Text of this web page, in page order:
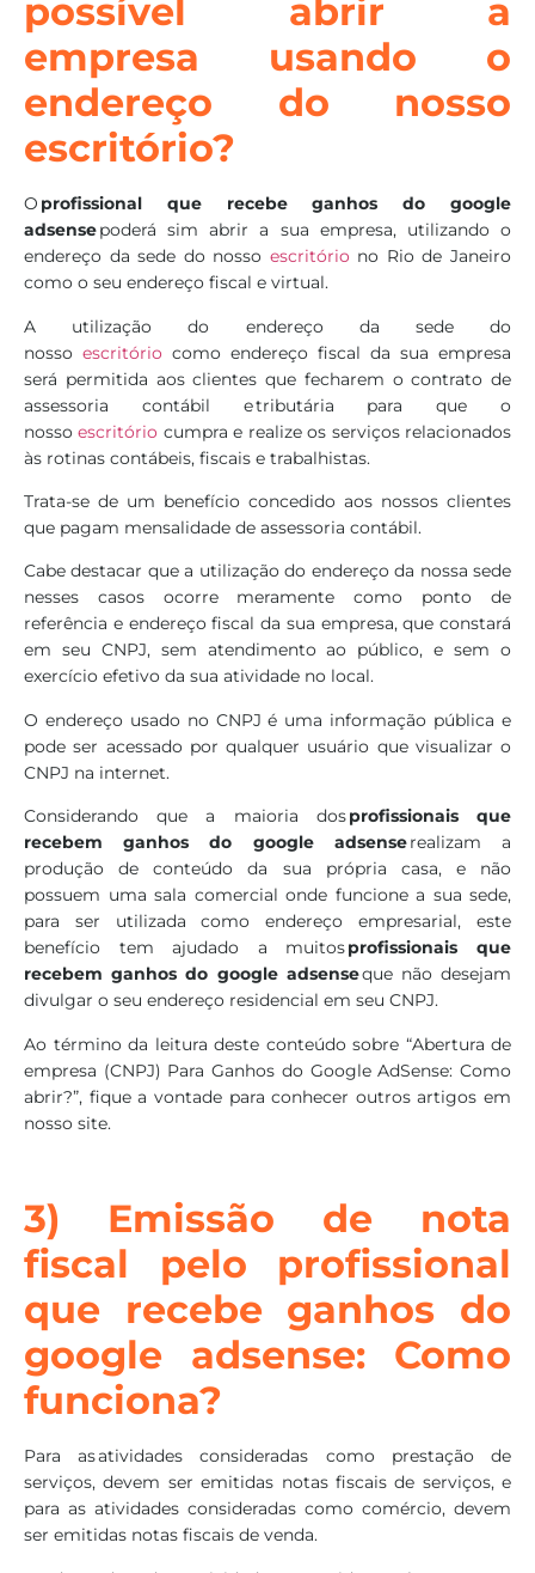
possível abrir a
empresa usando o
endereço do nosso
escritório?
O profissional que recebe ganhos do google
adsensepoderá sim abrir a sua empresa, utilizando o
endereço da sede do nosso escritório no Rio de Janeiro
como o seu endereço fiscal e virtual.
A utilização do endereço da sede do
nosso escritório como endereço fiscal da sua empresa
será permitida aos clientes que fecharem o contrato de
assessoria contábil e tributária para que o
nossoescritório cumpra e realize os serviços relacionados
às rotinas contábeis, fiscais e trabalhistas.
Trata-se de um benefício concedido aos nossos clientes
que pagam mensalidade de assessoria contábil.
Cabe destacar que a utilização do endereço da nossa sede
nesses casos ocorre meramente como ponto de
referência e endereço fiscal da sua empresa, que constará
em seu CNPJ, sem atendimento ao público, e sem o
exercício efetivo da sua atividade no local.
O endereço usado no CNPJ é uma informação pública e
pode ser acessado por qualquer usuário que visualizar o
CNPJ na internet.
Considerando que a maioria dosprofissionais que
recebem ganhos do google adsenserealizam a
produção de conteúdo da sua própria casa, e não
possuem uma sala comercial onde funcione a sua sede,
para ser utilizada como endereço empresarial, este
benefício tem ajudado a muitosprofissionais que
recebem ganhos do google adsenseque não desejam
divulgar o seu endereço residencial em seu CNPJ.
Ao término da leitura deste conteúdo sobre “Abertura de
empresa (CNPJ) Para Ganhos do Google AdSense: Como
abrir?”, fique a vontade para conhecer outros artigos em
nosso site.
3) Emissão de nota
fiscal pelo profissional
que recebe ganhos do
google adsense: Como
funciona?
Para as atividades consideradas como prestação de
serviços, devem ser emitidas notas fiscais de serviços, e
para as atividades consideradas como comércio, devem
ser emitidas notas fiscais de venda.